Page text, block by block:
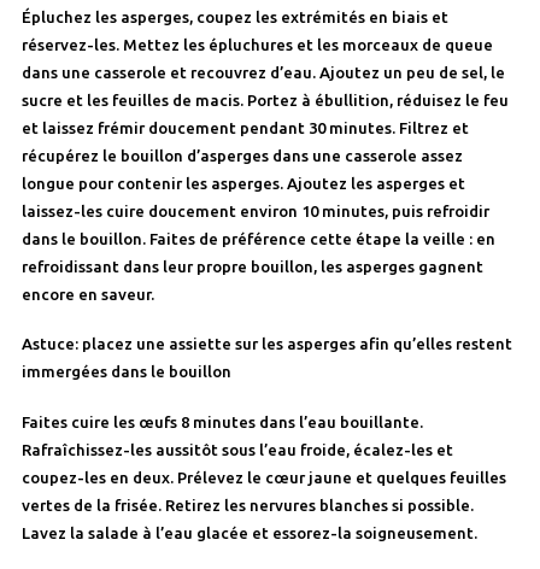
Épluchez les asperges, coupez les extrémités en biais et
réservez-les. Mettez les épluchures et les morceaux de queue
dans une casserole et recouvrez d’eau. Ajoutez un peu de sel, le
sucre et les feuilles de macis. Portez à ébullition, réduisez le feu
et laissez frémir doucement pendant 30 minutes. Filtrez et
récupérez le bouillon d’asperges dans une casserole assez
longue pour contenir les asperges. Ajoutez les asperges et
laissez-les cuire doucement environ 10 minutes, puis refroidir
dans le bouillon. Faites de préférence cette étape la veille : en
refroidissant dans leur propre bouillon, les asperges gagnent
encore en saveur.
Astuce: placez une assiette sur les asperges afin qu’elles restent
immergées dans le bouillon
Faites cuire les œufs 8 minutes dans l’eau bouillante.
Rafraîchissez-les aussitôt sous l’eau froide, écalez-les et
coupez-les en deux. Prélevez le cœur jaune et quelques feuilles
vertes de la frisée. Retirez les nervures blanches si possible.
Lavez la salade à l’eau glacée et essorez-la soigneusement.